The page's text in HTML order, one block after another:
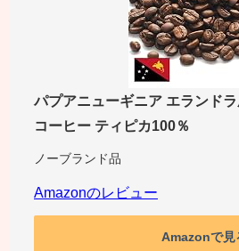
パプアニューギニア エランド
コーヒー ティピカ100％
ノーブランド品
Amazonのレビュー
Amazonで見